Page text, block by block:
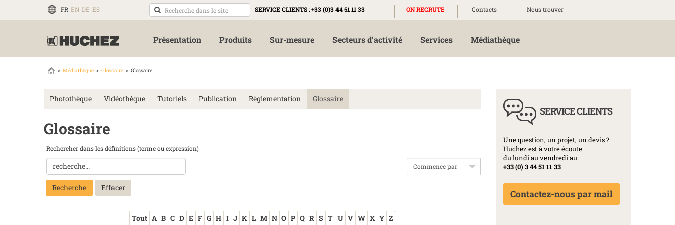
FR EN DE ES SERVICE CLIENTS:+33 (0)3 44 51 11 33 ON RECRUTE Contacts Nous trouver
Présentation Produits Sur-mesure Secteurs d'activité Services Médiathèque
Médiathèque Glossaire Glossaire
Photothèque Vidéothèque Tutoriels Publication Règlementation Glossaire
Glossaire
Rechercher dans les définitions (terme ou expression)
Recherche
Tout A B C D E F G H I J K L M N O P Q R S T U V W X Y Z
SERVICE CLIENTS
Une question, un projet, un devis ?
Huchez est à votre écoute
du lundi au vendredi au
+33 (0) 3 44 51 11 33
Contactez-nous par mail